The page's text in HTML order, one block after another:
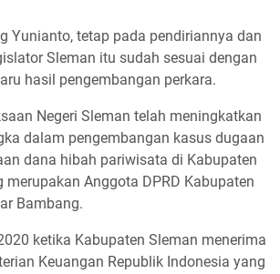
Yunianto, tetap pada pendiriannya dan
Sleman itu sudah sesuai dengan
hasil pengembangan perkara.
Negeri Sleman telah meningkatkan
dalam pengembangan kasus dugaan
dana hibah pariwisata di Kabupaten
Anggota DPRD Kabupaten
Bambang.
ketika Kabupaten Sleman menerima
Keuangan Republik Indonesia yang